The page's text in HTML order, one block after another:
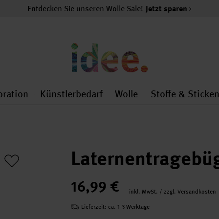
Entdecken Sie unseren Wolle Sale! Jetzt sparen
general.openMenu
Dekoration general.openMenu
Künstlerbedarf
Künstlerbedarf
Wolle
Wolle
Stoffe & Sticken
16,99 €
inkl. MwSt. / zzgl. Versandkosten
Lieferzeit: ca. 1-3 Werktage